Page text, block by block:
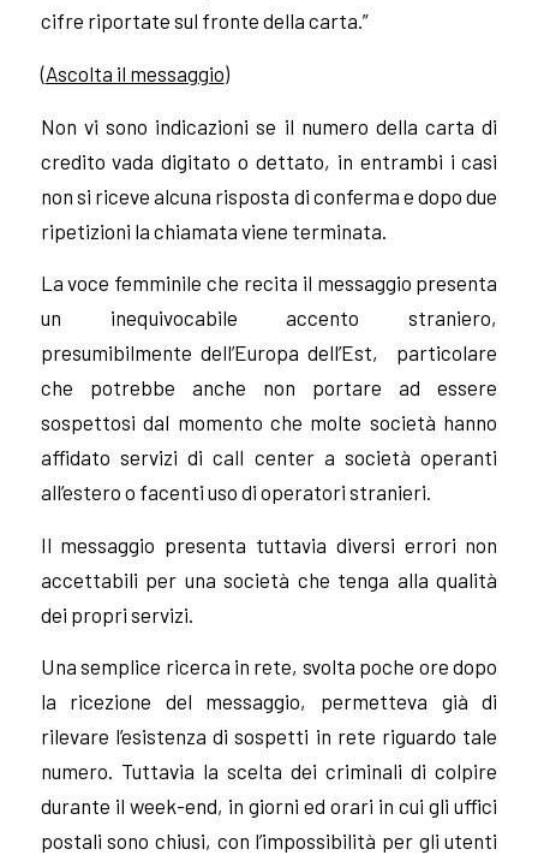
cifre riportate sul fronte della carta.”
(Ascolta il messaggio)
Non vi sono indicazioni se il numero della carta di
credito vada digitato o dettato, in entrambi i casi
non si riceve alcuna risposta di conferma e dopo due
ripetizioni la chiamata viene terminata.
La voce femminile che recita il messaggio presenta
un inequivocabile accento straniero,
presumibilmente dell’Europa dell’Est, particolare
che potrebbe anche non portare ad essere
sospettosi dal momento che molte società hanno
affidato servizi di call center a società operanti
all’estero o facenti uso di operatori stranieri.
Il messaggio presenta tuttavia diversi errori non
accettabili per una società che tenga alla qualità
dei propri servizi.
Una semplice ricerca in rete, svolta poche ore dopo
la ricezione del messaggio, permetteva già di
rilevare l’esistenza di sospetti in rete riguardo tale
numero. Tuttavia la scelta dei criminali di colpire
durante il week-end, in giorni ed orari in cui gli uffici
postali sono chiusi, con l’impossibilità per gli utenti